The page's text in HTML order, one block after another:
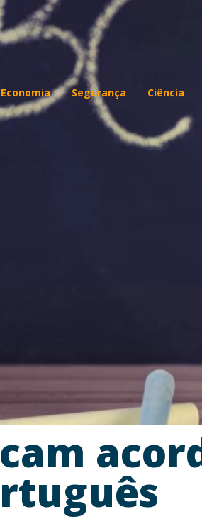
Economia Segurança Ciência